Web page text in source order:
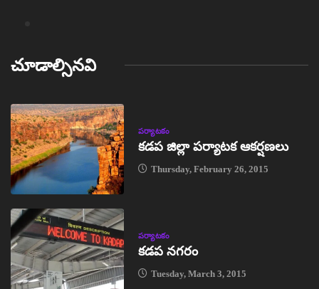
చూడాల్సినవి
పర్యాటకం
కడప జిల్లా పర్యాటక ఆకర్షణలు
Thursday, February 26, 2015
పర్యాటకం
కడప నగరం
Tuesday, March 3, 2015